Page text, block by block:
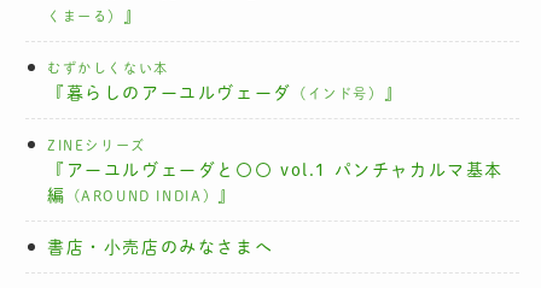
くまーる）
』
むずかしくない本
『暮らしのアーユルヴェーダ （インド号） 』
ZINEシリーズ
『アーユルヴェーダと〇〇 vol.1 パンチャカルマ基本
編
（AROUND INDIA） 』
書店・小売店のみなさまへ